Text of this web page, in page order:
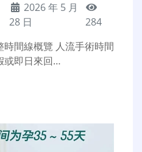
2026 年 5 月
28 日
284
時間線概覽 人流手術時間
或即日來回…